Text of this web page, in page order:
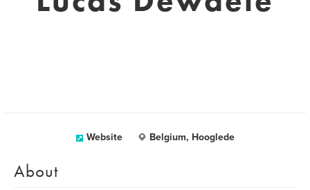
Website Belgium, Hooglede
About